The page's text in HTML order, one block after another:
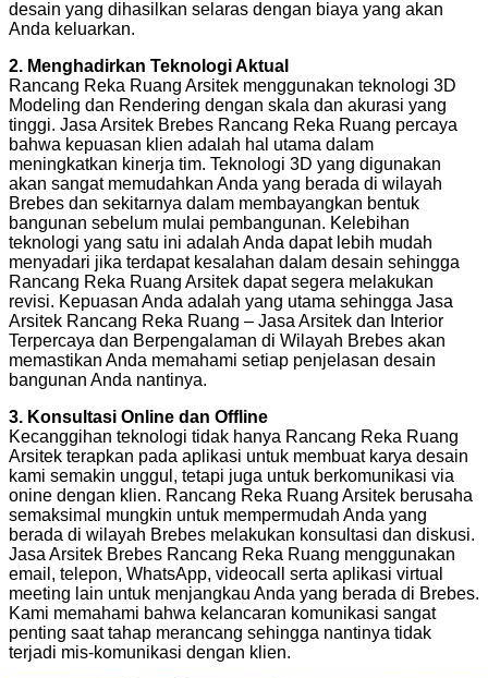
desain yang dihasilkan selaras dengan biaya yang akan
Anda keluarkan.
2. Menghadirkan Teknologi Aktual
Rancang Reka Ruang Arsitek menggunakan teknologi 3D
Modeling dan Rendering dengan skala dan akurasi yang
tinggi. Jasa Arsitek Brebes Rancang Reka Ruang percaya
bahwa kepuasan klien adalah hal utama dalam
meningkatkan kinerja tim. Teknologi 3D yang digunakan
akan sangat memudahkan Anda yang berada di wilayah
Brebes dan sekitarnya dalam membayangkan bentuk
bangunan sebelum mulai pembangunan. Kelebihan
teknologi yang satu ini adalah Anda dapat lebih mudah
menyadari jika terdapat kesalahan dalam desain sehingga
Rancang Reka Ruang Arsitek dapat segera melakukan
revisi. Kepuasan Anda adalah yang utama sehingga Jasa
Arsitek Rancang Reka Ruang – Jasa Arsitek dan Interior
Terpercaya dan Berpengalaman di Wilayah Brebes akan
memastikan Anda memahami setiap penjelasan desain
bangunan Anda nantinya.
3. Konsultasi Online dan Offline
Kecanggihan teknologi tidak hanya Rancang Reka Ruang
Arsitek terapkan pada aplikasi untuk membuat karya desain
kami semakin unggul, tetapi juga untuk berkomunikasi via
onine dengan klien. Rancang Reka Ruang Arsitek berusaha
semaksimal mungkin untuk mempermudah Anda yang
berada di wilayah Brebes melakukan konsultasi dan diskusi.
Jasa Arsitek Brebes Rancang Reka Ruang menggunakan
email, telepon, WhatsApp, videocall serta aplikasi virtual
meeting lain untuk menjangkau Anda yang berada di Brebes.
Kami memahami bahwa kelancaran komunikasi sangat
penting saat tahap merancang sehingga nantinya tidak
terjadi mis-komunikasi dengan klien.